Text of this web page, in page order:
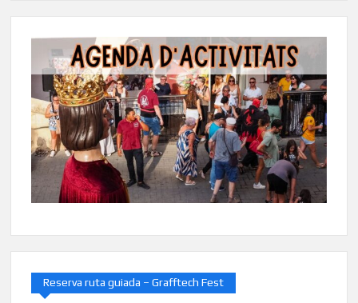
Reserva ruta guiada – Grafftech Fest